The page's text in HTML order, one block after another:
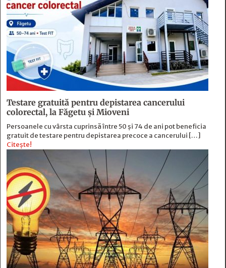
Testare gratuită pentru depistarea cancerului
colorectal, la Făgetu și Mioveni
Persoanele cu vârsta cuprinsă între 50 și 74 de ani pot beneficia
gratuit de testare pentru depistarea precoce a cancerului […]
Citește!